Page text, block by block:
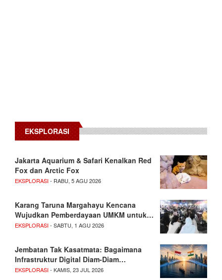
EKSPLORASI
Jakarta Aquarium & Safari Kenalkan Red
Fox dan Arctic Fox
EKSPLORASI- RABU, 5 AGU 2026
Karang Taruna Margahayu Kencana
Wujudkan Pemberdayaan UMKM untuk…
EKSPLORASI- SABTU, 1 AGU 2026
Jembatan Tak Kasatmata: Bagaimana
Infrastruktur Digital Diam-Diam…
EKSPLORASI- KAMIS, 23 JUL 2026